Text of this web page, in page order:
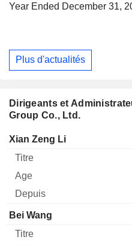
Year Ended December 31,
Plus d'actualités
Dirigeants et
Group Co., Ltd.
Dirigeant Titre
Xian Zeng Li
Bei Wang